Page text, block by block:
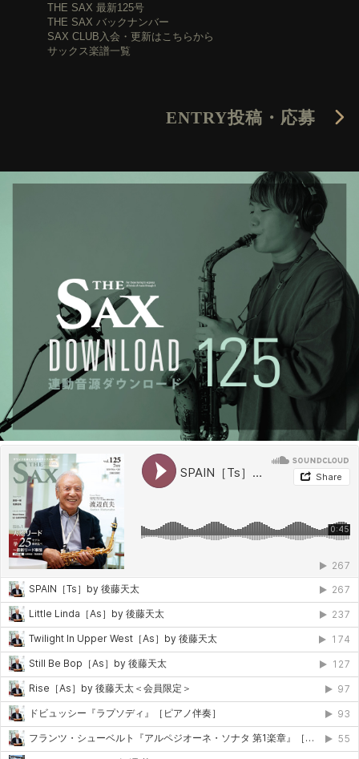
THE SAX 最新125号
THE SAX バックナンバー
SAX CLUB入会・更新はこちらから
サックス楽譜一覧
ENTRY投稿・応募